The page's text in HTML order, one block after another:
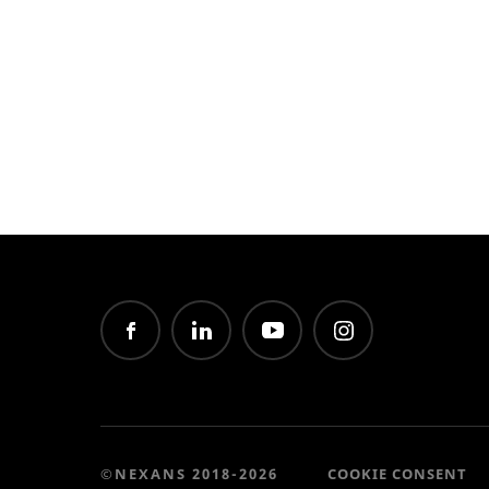
©NEXANS 2018-2026 COOKIE CONSENT